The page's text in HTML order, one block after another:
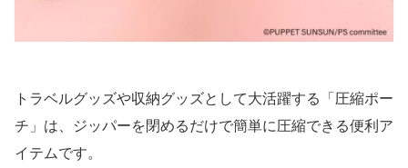
トラベルグッズや収納グッズとして大活躍する「圧縮ポー
チ」は、ジッパーを閉めるだけで簡単に圧縮できる便利ア
イテムです。